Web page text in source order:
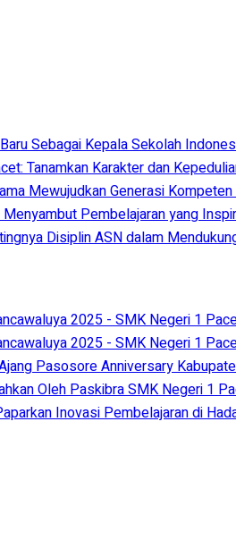
Sebagai Kepala Sekolah
Tanamkan Karakter dan
Mewujudkan Generasi
Menyambut Pembelajaran yang
Disiplin ASN dalam
2025 - SMK Negeri 1
2025 - SMK Negeri 1
Pasosore Anniversary
Oleh Paskibra SMK Negeri 1
Inovasi Pembelajaran di